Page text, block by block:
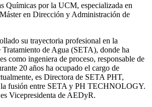
Químicas por la UCM, especializada en
en Dirección y Administración de
su trayectoria profesional en la
Tratamiento de Agua (SETA), donde ha
como ingeniera de proceso, responsable de
20 años ha ocupado el cargo de
es Directora de SETA PHT,
la fusión entre SETA y PH TECHNOLOGY.
Vicepresidenta de AEDyR.